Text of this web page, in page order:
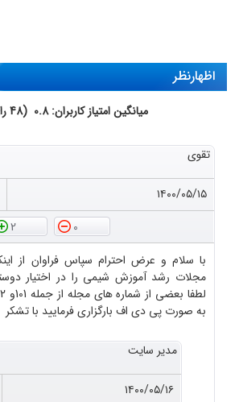
اظهارنظر
میانگین امتیاز کاربران: 0.8 (48 رای)
تقوی
۱۴۰۰/۰۵/۱۵
0
2
با سلام و عرض احترام سپاس فراوان از
مجلات رشد آموزش شیمی را در اختیار
به صورت پی دی اف بارگزاری فرمایید با تشکر
مدیر سایت
۱۴۰۰/۰۵/۱۶